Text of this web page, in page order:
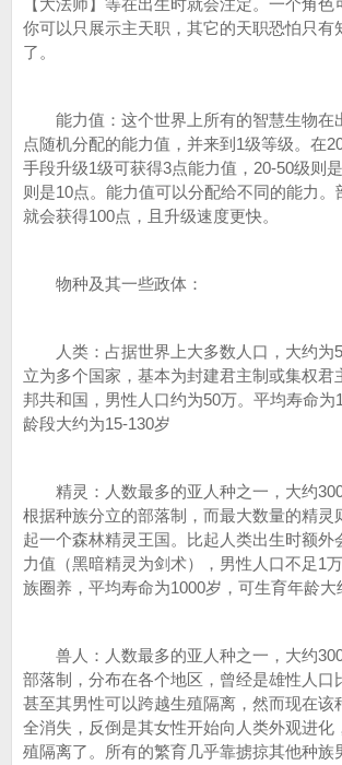
【大法师】等在出生时就会注定。一个角色
你可以只展示主天职，其它的天职恐怕只有
了。
能力值：这个世界上所有的智慧生物在
点随机分配的能力值，并来到1级等级。在
手段升级1级可获得3点能力值，20-50级则
则是10点。能力值可以分配给不同的能力。
就会获得100点，且升级速度更快。
物种及其一些政体：
人类：占据世界上大多数人口，大约为
立为多个国家，基本为封建君主制或集权君
邦共和国，男性人口约为50万。平均寿命为
龄段大约为15-130岁
精灵：人数最多的亚人种之一，大约
根据种族分立的部落制，而最大数量的精灵
起一个森林精灵王国。比起人类出生时额外
力值（黑暗精灵为剑术），男性人口不足1
族圈养，平均寿命为1000岁，可生育年龄大
兽人：人数最多的亚人种之一，大约
部落制，分布在各个地区，曾经是雄性人口
甚至其男性可以跨越生殖隔离，然而现在该
全消失，反倒是其女性开始向人类外观进化
殖隔离了。所有的繁育几乎靠掳掠其他种族